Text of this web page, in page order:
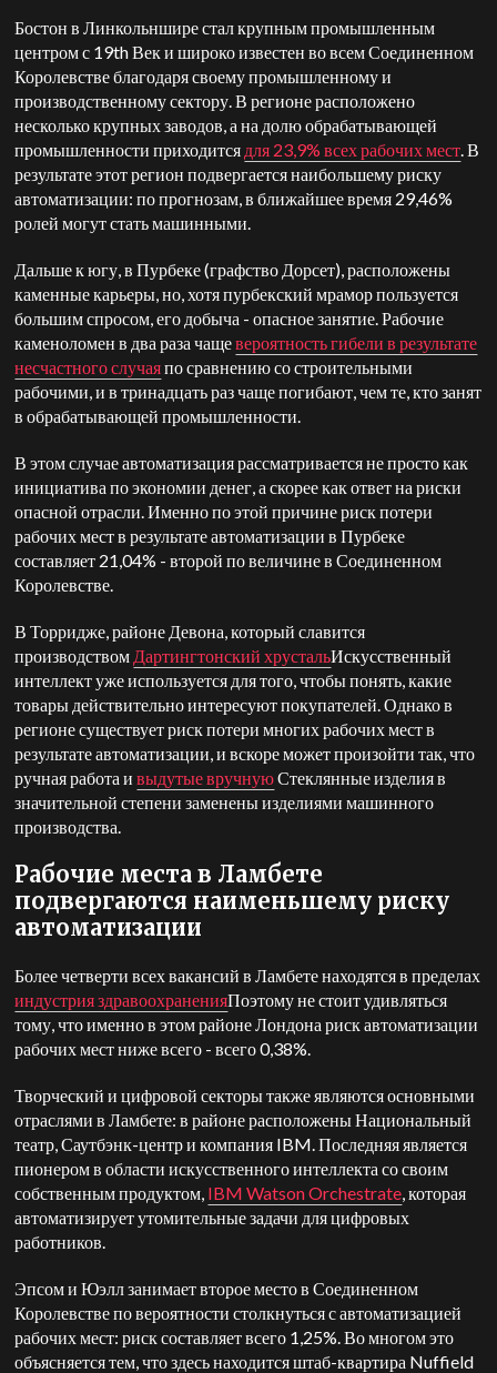
Бостон в Линкольншире стал крупным промышленным
центром с 19thВек и широко известен во всем Соединенном
Королевстве благодаря своему промышленному и
производственному сектору. В регионе расположено
несколько крупных заводов, а на долю обрабатывающей
промышленности приходится для 23,9% всех рабочих мест. В
результате этот регион подвергается наибольшему риску
автоматизации: по прогнозам, в ближайшее время 29,46%
ролей могут стать машинными.
Дальше к югу, в Пурбеке (графство Дорсет), расположены
каменные карьеры, но, хотя пурбекский мрамор пользуется
большим спросом, его добыча - опасное занятие. Рабочие
каменоломен в два раза чащевероятность гибели в результате
несчастного случаяпо сравнению со строительными
рабочими, и в тринадцать раз чаще погибают, чем те, кто занят
в обрабатывающей промышленности.
В этом случае автоматизация рассматривается не просто как
инициатива по экономии денег, а скорее как ответ на риски
опасной отрасли. Именно по этой причине риск потери
рабочих мест в результате автоматизации в Пурбеке
составляет 21,04% - второй по величине в Соединенном
Королевстве.
В Торридже, районе Девона, который славится
производством Дартингтонский хрустальИскусственный
интеллект уже используется для того, чтобы понять, какие
товары действительно интересуют покупателей. Однако в
регионе существует риск потери многих рабочих мест в
результате автоматизации, и вскоре может произойти так, что
ручная работа ивыдутые вручнуюСтеклянные изделия в
значительной степени заменены изделиями машинного
производства.
Рабочие места в Ламбете
подвергаются наименьшему риску
автоматизации
Более четверти всех вакансий в Ламбете находятся в пределах
индустрия здравоохраненияПоэтому не стоит удивляться
тому, что именно в этом районе Лондона риск автоматизации
рабочих мест ниже всего - всего 0,38%.
Творческий и цифровой секторы также являются основными
отраслями в Ламбете: в районе расположены Национальный
театр, Саутбэнк-центр и компания IBM. Последняя является
пионером в области искусственного интеллекта со своим
собственным продуктом, IBM Watson Orchestrate,которая
автоматизирует утомительные задачи для цифровых
работников.
Эпсом и Юэлл занимает второе место в Соединенном
Королевстве по вероятности столкнуться с автоматизацией
рабочих мест: риск составляет всего 1,25%. Во многом это
объясняется тем, что здесь находится штаб-квартира Nuffield